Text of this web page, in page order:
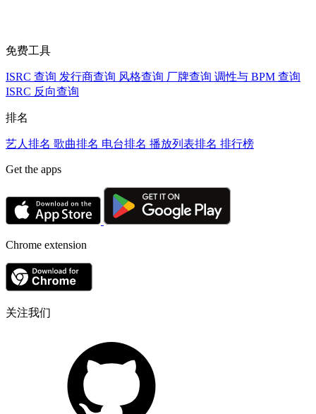
免费工具
ISRC 查询 发行商查询 风格查询 厂牌查询 调性与 BPM 查询
ISRC 反向查询
排名
艺人排名 歌曲排名 电台排名 播放列表排名 排行榜
Get the apps
Chrome extension
关注我们